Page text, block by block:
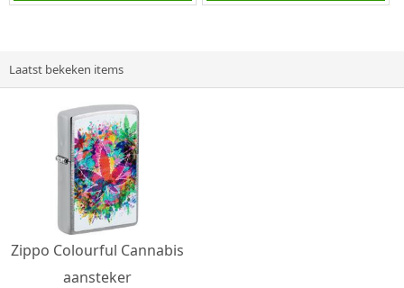
kwalitatief...
kwalitatief
Laatst bekeken items
Zippo Colourful Cannabis
aansteker